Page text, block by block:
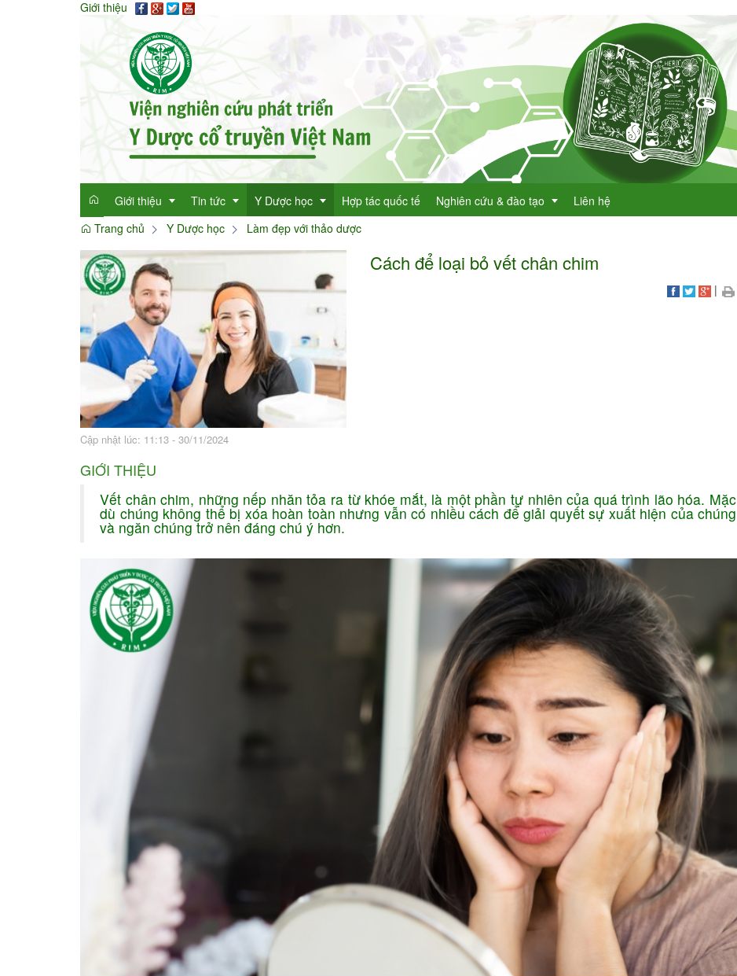
Giới thiệu
Giới thiệu
Giới thiệu
Mục đích
Chức năng nhiệm vụ
Tin tức
Tin tức trong ngành
Y Dược học
Thông tin y học
Cây thuốc quý
Danh lục cây thuốc Việt Nam
Làm đẹp với thảo dược
Bài thuốc hay
Sức khỏe ngàn vàng
Hợp tác quốc tế Nghiên cứu & đào tạo
Dự án KHCN
Liên hệ
Trang chủ
Y Dược học Làm đẹp với thảo dược
Cập nhật lúc: 11:13 - 30/11/2024
Cách để loại bỏ vết chân chim
|
GIỚI THIỆU
Vết chân chim, những nếp nhăn tỏa ra từ khóe mắt, là một phần tự nhiên của quá trình lão hóa. Mặc
dù chúng không thể bị xóa hoàn toàn nhưng vẫn có nhiều cách để giải quyết sự xuất hiện của chúng
và ngăn chúng trở nên đáng chú ý hơn.